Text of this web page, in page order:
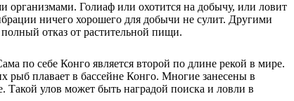
организмами. Голиаф или охотится на добычу, или ловит
ничего хорошего для добычи не сулит. Другими
отказ от растительной пищи.
по себе Конго является второй по длине рекой в мире.
рыб плавает в бассейне Конго. Многие занесены в
улов может быть наградой поиска и ловли в